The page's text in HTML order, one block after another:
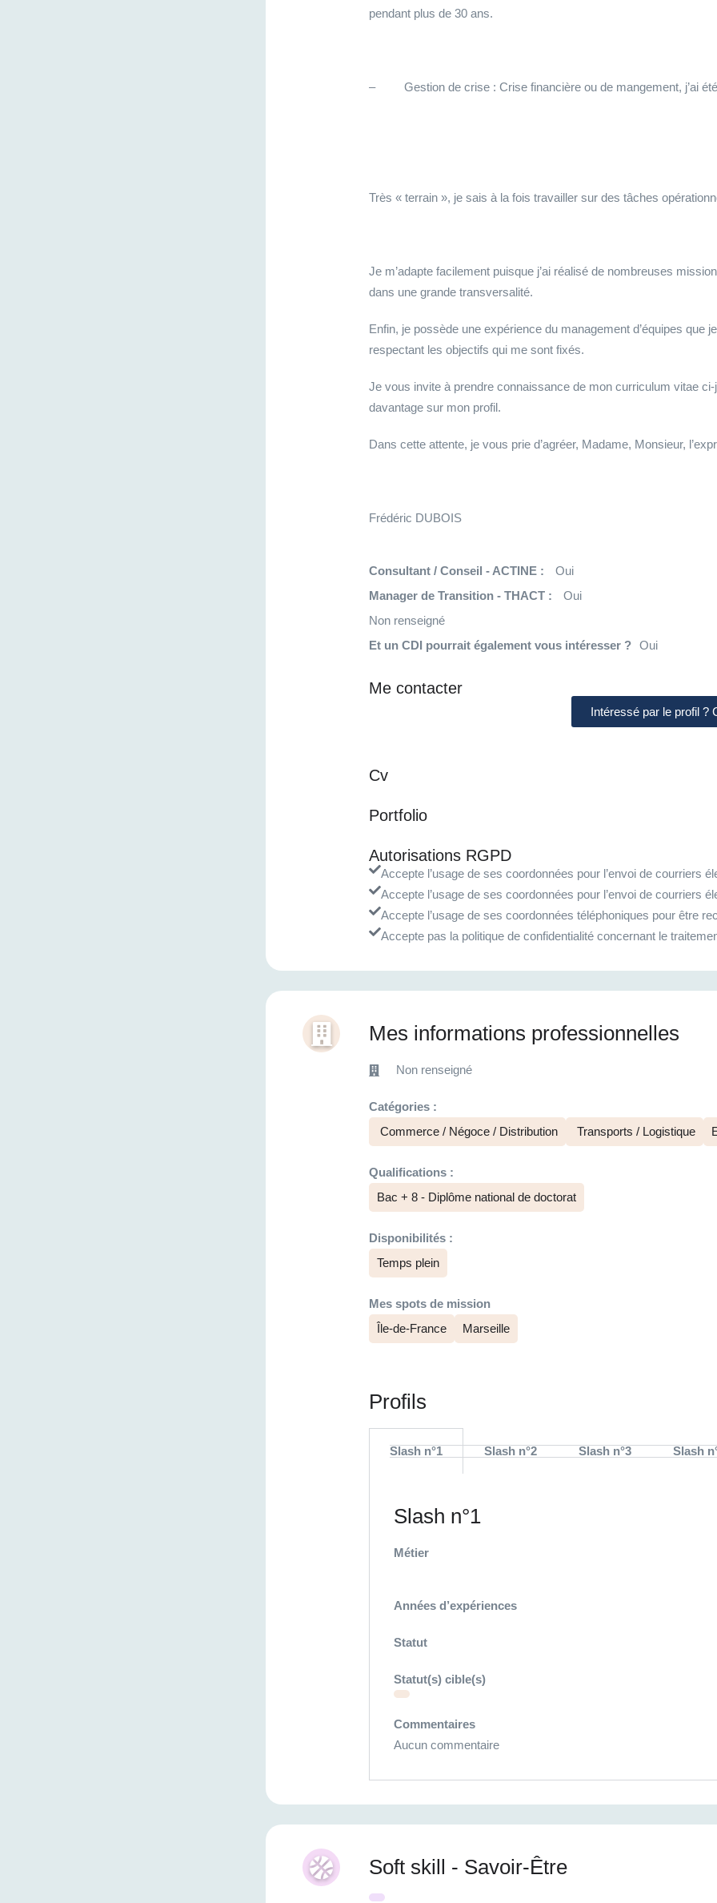
pendant plus de 30 ans.
– Gestion de crise : Crise financière ou de mangement, j’ai
Très « terrain », je sais à la fois travailler sur des tâches
Je m’adapte facilement puisque j’ai réalisé de nombreuses
dans une grande transversalité.
Enfin, je possède une expérience du management d’équipes
respectant les objectifs qui me sont fixés.
Je vous invite à prendre connaissance de mon curriculum vitae
davantage sur mon profil.
Dans cette attente, je vous prie d’agréer, Madame, Monsieur,
Frédéric DUBOIS
Consultant / Conseil - ACTINE :
Oui
Manager de Transition - THACT :
Oui
Non renseigné
Et un CDI pourrait également vous intéresser ? Oui
Me contacter
Intéressé par le profil ?
Cv
Portfolio
Autorisations RGPD
Accepte l’usage de ses coordonnées pour l’envoi de courriers
Accepte l’usage de ses coordonnées pour l’envoi de courriers
Accepte l’usage de ses coordonnées téléphoniques pour être
Accepte pas la politique de confidentialité concernant le
Mes informations professionnelles
Non renseigné
Catégories :
Commerce / Négoce / Distribution
Transports / Logistique
Qualifications :
Bac + 8 - Diplôme national de doctorat
Disponibilités :
Temps plein
Mes spots de mission
Île-de-France
Marseille
Profils
Slash n°1 Slash n°2 Slash n°3 Slash
Slash n°1
Métier
Années d’expériences
Statut
Statut(s) cible(s)
Commentaires
Aucun commentaire
Soft skill - Savoir-Être